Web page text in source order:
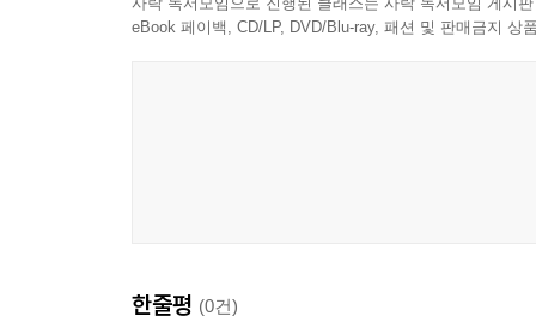
__벤치마크용 데이터셋
eBook 페이백, CD/LP, DVD/Blu-ray, 패션 및 판매금지 상
한줄평 (0건)